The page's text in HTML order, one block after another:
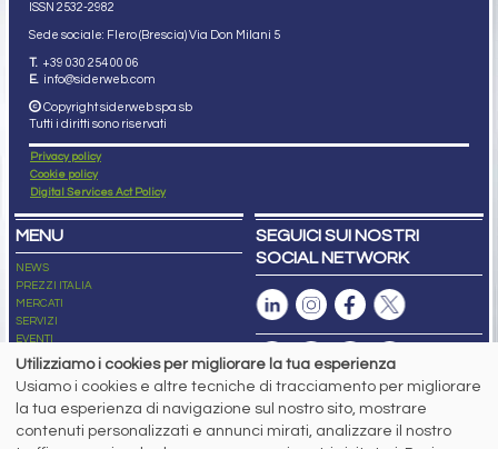
ISSN 2532-2982
Sede sociale: Flero (Brescia) Via Don Milani 5
T. +39 030 254 00 06
E. info@siderweb.com
Copyright siderweb spa sb
Tutti i diritti sono riservati
Privacy policy
Cookie policy
Digital Services Act Policy
MENU
NEWS
PREZZI ITALIA
MERCATI
SERVIZI
EVENTI
ABBONAMENTI
NEWSLETTER
SEGUICI SUI NOSTRI
SOCIAL NETWORK
Capitale Sociale: 190.000€ interamente versato
Registro delle Imprese di Brescia
Utilizziamo i cookies per migliorare la tua esperienza
Usiamo i cookies e altre tecniche di tracciamento per migliorare
la tua esperienza di navigazione sul nostro sito, mostrare
contenuti personalizzati e annunci mirati, analizzare il nostro